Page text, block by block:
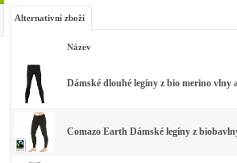
Alternativní zboží
Název
Dámské dlouhé legíny z bio merino vlny
Comazo Earth Dámské legíny z